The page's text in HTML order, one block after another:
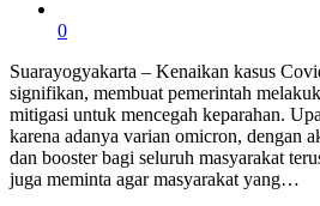
0
Suarayogyakarta – Kenaikan kasus
signifikan, membuat pemerintah
mitigasi untuk mencegah keparahan.
karena adanya varian omicron, dengan
dan booster bagi seluruh masyarakat
juga meminta agar masyarakat yang…